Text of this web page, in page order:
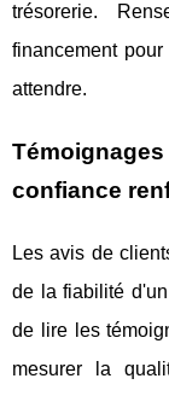
trésorerie.
financement
attendre.
confiance
Les avis de
de la fiabilité
de lire les
mesurer la